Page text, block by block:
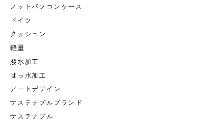
ノットパソコンケース
ドイツ
クッション
軽量
撥水加工
はっ水加工
アートデザイン
サステナブルブランド
サステナブル